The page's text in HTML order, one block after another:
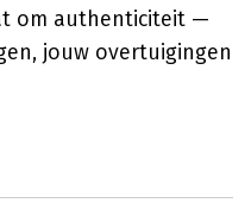
om authenticiteit —
jouw overtuigingen